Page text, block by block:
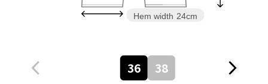
Hem width 24cm
36 38